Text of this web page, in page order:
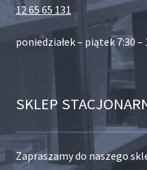
12 65 65 131
poniedziałek – piątek 7:30 –
SKLEP
Zapraszamy do naszego